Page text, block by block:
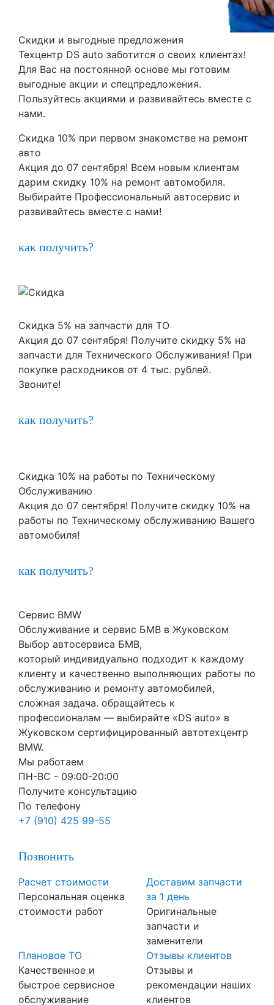
Скидки и выгодные предложения
Техцентр DS auto заботится о своих клиентах!
Для Вас на постоянной основе мы готовим
выгодные акции и спецпредложения.
Пользуйтесь акциями и развивайтесь вместе с
нами.
Скидка 10% при первом знакомстве на ремонт
авто
Акция до 07 сентября! Всем новым клиентам
дарим скидку 10% на ремонт автомобиля.
Выбирайте Профессиональный автосервис и
развивайтесь вместе с нами!
как получить?
Скидка 5% на запчасти для ТО
Акция до 07 сентября! Получите скидку 5% на
запчасти для Технического Обслуживания! При
покупке расходников от 4 тыс. рублей.
Звоните!
как получить?
Скидка 10% на работы по Техническому
Обслуживанию
Акция до 07 сентября! Получите скидку 10% на
работы по Техническому обслуживанию Вашего
автомобиля!
как получить?
Сервис BMW
Обслуживание и сервис БМВ в Жуковском
Выбор автосервиса БМВ,
который индивидуально подходит к каждому
клиенту и качественно выполняющих работы по
обслуживанию и ремонту автомобилей,
сложная задача. обращайтесь к
профессионалам — выбирайте «DS auto» в
Жуковском сертифицированный автотехцентр
BMW.
Мы работаем
ПН-ВC - 09:00-20:00
Получите консультацию
По телефону
+7 (910) 425 99-55
Позвонить
Расчет стоимости
Персональная оценка
стоимости работ
Доставим запчасти
за 1 день
Оригинальные
запчасти и
заменители
Плановое ТО
Качественное и
быстрое сервисное
обслуживание
Отзывы клиентов
Отзывы и
рекомендации наших
клиентов